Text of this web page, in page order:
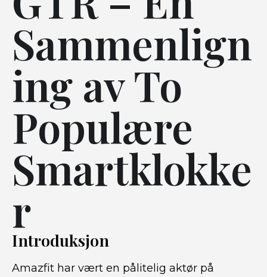
Sammenlign
ing av To
Populære
Smartklokke
r
Introduksjon
Amazfit har vært en pålitelig aktør på